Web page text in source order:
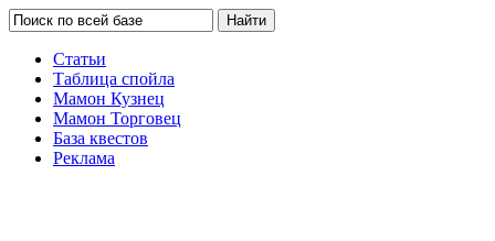
Статьи
Таблица спойла
Мамон Кузнец
Мамон Торговец
База квестов
Реклама